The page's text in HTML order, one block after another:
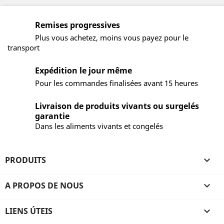
Remises progressives
Plus vous achetez, moins vous payez pour le
transport
Expédition le jour même
Pour les commandes finalisées avant 15 heures
Livraison de produits vivants ou surgelés
garantie
Dans les aliments vivants et congelés
PRODUITS 
A PROPOS DE NOUS 
LIENS ÚTEIS 